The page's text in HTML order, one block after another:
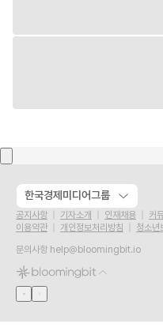
한국경제미디어그룹
공지사항 기자소개 인재채용
커
이용약관
개인정보처리방침 청소년
문의사항 help@bloomingbit.io